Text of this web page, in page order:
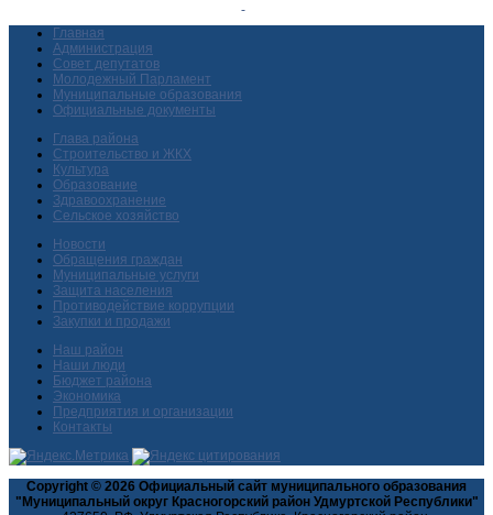
Главная
Администрация
Совет депутатов
Молодежный Парламент
Муниципальные образования
Официальные документы
Глава района
Строительство и ЖКХ
Культура
Образование
Здравоохранение
Сельское хозяйство
Новости
Обращения граждан
Муниципальные услуги
Защита населения
Противодействие коррупции
Закупки и продажи
Наш район
Наши люди
Бюджет района
Экономика
Предприятия и организации
Контакты
Copyright © 2026 Официальный сайт муниципального образования
"Муниципальный округ Красногорский район Удмуртской Республики"